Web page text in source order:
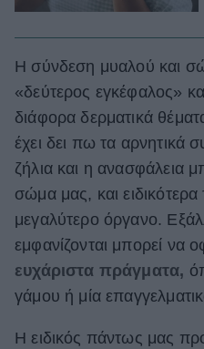
Η σύνδεση μυαλού και
«δεύτερος εγκέφαλος»
διάφορα δερματικά
έχει δει πω τα αρνητικά
ζήλια και η ανασφάλεια
σώμα μας, και
μεγαλύτερο όργανο.
εμφανίζονται μπορεί να
ευχάριστα πράγματα,
γάμου ή μία
Η ειδικός πάντως μας